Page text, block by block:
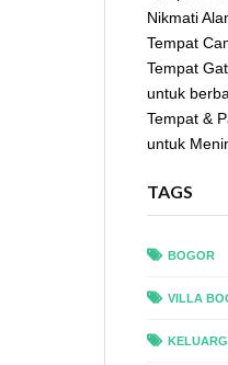
Nikmati
Tempat
Tempat
untuk
Tempat &
untuk
TAGS
BOGOR
VILLA